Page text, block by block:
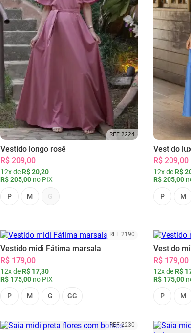
REF 2224
Vestido longo rosê
R$ 209,00
12x de R$ 20,20
R$ 205,00no PIX
P M G
Vestido
R$ 209,00
12x de R$
R$ 205,00
P M
REF 2190
Vestido midi Fátima marsala
R$ 179,00
12x de R$ 17,30
R$ 175,00no PIX
P M G GG
Vestido
R$ 179,00
12x de R$
R$ 175,00
P M
REF 2230